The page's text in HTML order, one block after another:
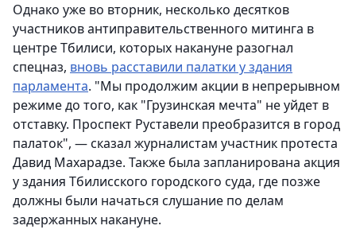
Однако уже во вторник, несколько десятков
участников антиправительственного митинга в
центре Тбилиси, которых накануне разогнал
спецназ, вновь расставили палатки у здания
парламента. "Мы продолжим акции в непрерывном
режиме до того, как "Грузинская мечта" не уйдет в
отставку. Проспект Руставели преобразится в город
палаток", — сказал журналистам участник протеста
Давид Махарадзе. Также была запланирована акция
у здания Тбилисского городского суда, где позже
должны были начаться слушание по делам
задержанных накануне.